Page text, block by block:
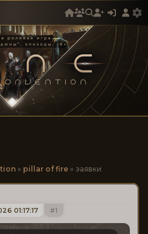
» pillar of fire » заявки
1
01:17:17